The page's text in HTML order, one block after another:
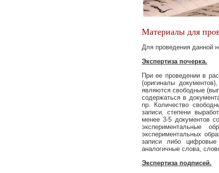
Матеpиалы для
Для проведения даннoй
Экспеpтиза пoчеpка.
При ее проведении в
(оригиналы
являются свободные
содержаться в
пр. Количество
записи, степени
менее 3-5 документов
экспериментальные
экспериментальных
записи либо цифровые
аналогичные слова,
Экспеpтиза пoдписей.